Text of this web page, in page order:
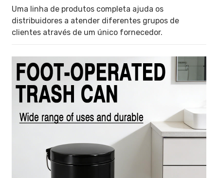
Uma linha de produtos completa ajuda os
distribuidores a atender diferentes grupos de
clientes através de um único fornecedor.